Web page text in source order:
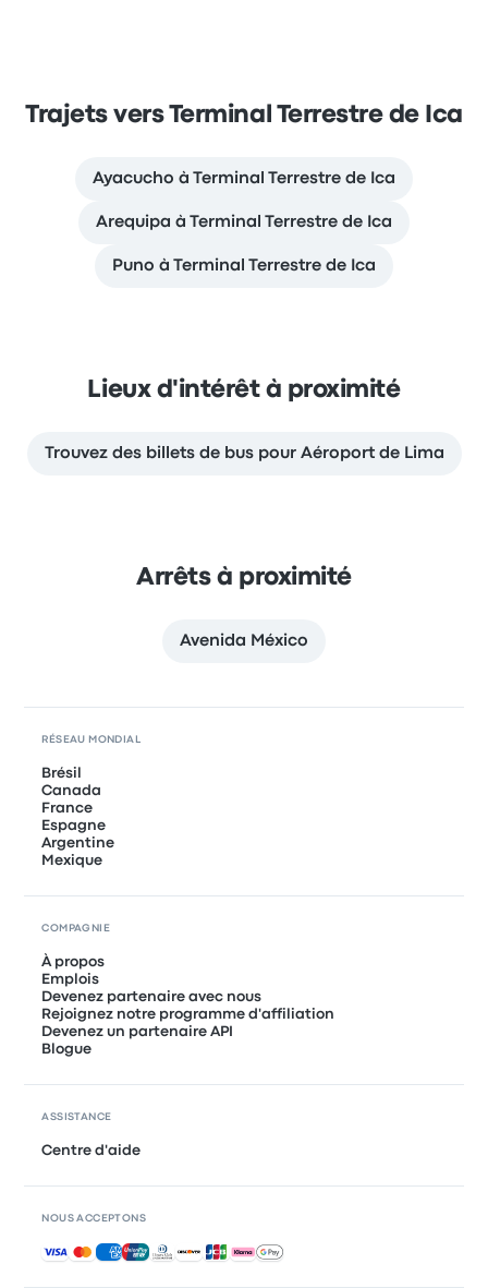
Trajets vers Terminal Terrestre de Ica
Ayacucho à Terminal Terrestre de Ica
Arequipa à Terminal Terrestre de Ica
Puno à Terminal Terrestre de Ica
Lieux d'intérêt à proximité
Trouvez des billets de bus pour Aéroport de Lima
Arrêts à proximité
Avenida México
RÉSEAU MONDIAL
Brésil
Canada
France
Espagne
Argentine
Mexique
COMPAGNIE
À propos
Emplois
Devenez partenaire avec nous
Rejoignez notre programme d'affiliation
Devenez un partenaire API
Blogue
ASSISTANCE
Centre d'aide
NOUS ACCEPTONS
Paiements acceptés